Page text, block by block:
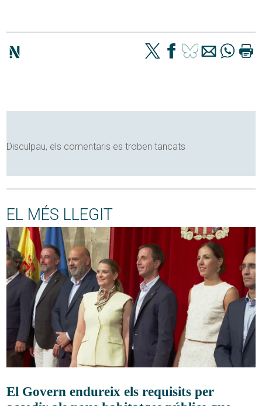
Disculpau, els comentaris es troben tancats
EL MÉS LLEGIT
El Govern endureix els requisits per